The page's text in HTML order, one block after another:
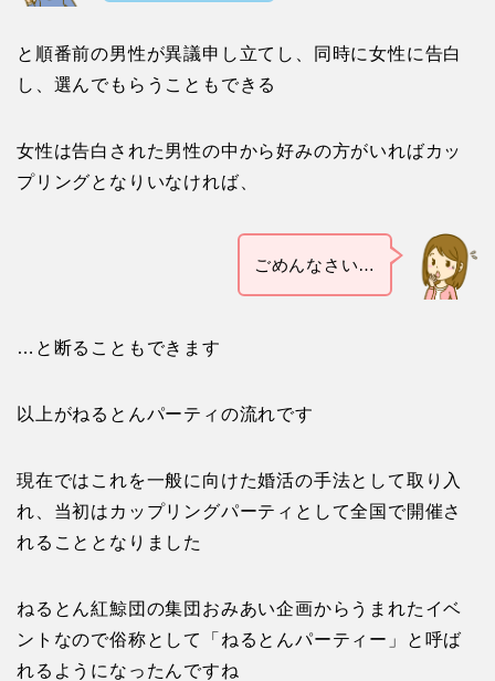
と順番前の男性が異議申し立てし、同時に女性に告白
し、選んでもらうこともできる
女性は告白された男性の中から好みの方がいればカッ
プリングとなりいなければ、
ごめんなさい…
…と断ることもできます
以上がねるとんパーティの流れです
現在ではこれを一般に向けた婚活の手法として取り入
れ、当初はカップリングパーティとして全国で開催さ
れることとなりました
ねるとん紅鯨団の集団おみあい企画からうまれたイベ
ントなので俗称として「ねるとんパーティー」と呼ば
れるようになったんですね